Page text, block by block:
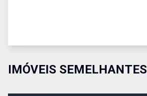
IMÓVEIS SEMELHANTES